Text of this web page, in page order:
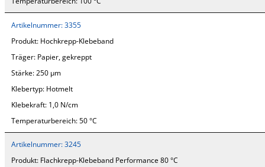
Artikelnummer:3355
Produkt: Hochkrepp-Klebeband
Träger: Papier, gekreppt
Stärke: 250 µm
Klebertyp: Hotmelt
Klebekraft: 1,0 N/cm
Temperaturbereich: 50 °C
Artikelnummer:3245
Produkt: Flachkrepp-Klebeband Performance 80 °C